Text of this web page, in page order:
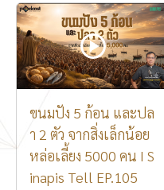
ขนมปัง 5 ก้อน และปล
า 2 ตัว จากสิ่งเล็กน้อย
หล่อเลี้ยง 5000 คน I S
inapis Tell EP.105